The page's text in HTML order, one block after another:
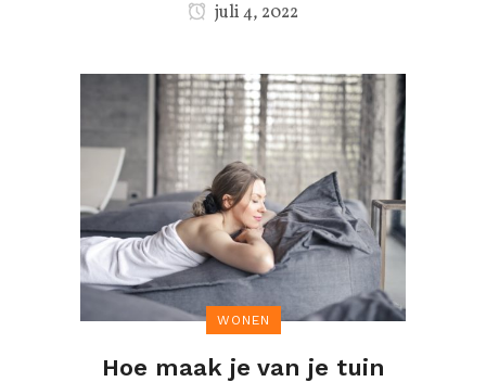
juli 4, 2022
WONEN
Hoe maak je van je tuin